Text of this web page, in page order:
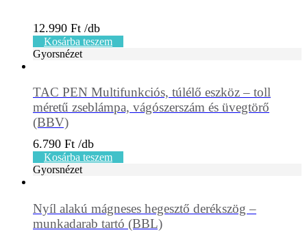
12.990 Ft
Kosárba teszem
Gyorsnézet
TAC PEN Multifunkciós, túlélő eszköz – toll
méretű zseblámpa, vágószerszám és üvegtörő
(BBV)
6.790 Ft
Kosárba teszem
Gyorsnézet
Nyíl alakú mágneses hegesztő derékszög –
munkadarab tartó (BBL)